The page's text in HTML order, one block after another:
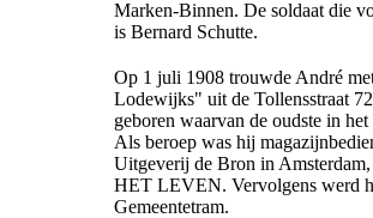
Marken-Binnen. De soldaat die
is Bernard Schutte.
Op 1 juli 1908 trouwde André
Lodewijks" uit de Tollensstraat
geboren waarvan de oudste in
Als beroep was hij
Uitgeverij de Bron in
HET LEVEN. Vervolgens werd
Gemeentetram.